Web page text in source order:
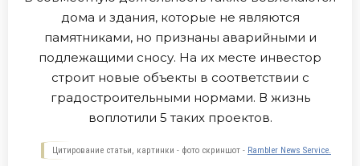
дома и здания, которые не являются
памятниками, но признаны аварийными и
подлежащими сносу. На их месте инвестор
строит новые объекты в соответствии с
градостроительными нормами. В жизнь
воплотили 5 таких проектов.
Цитирование статьи, картинки - фото скриншот - Rambler News Service.